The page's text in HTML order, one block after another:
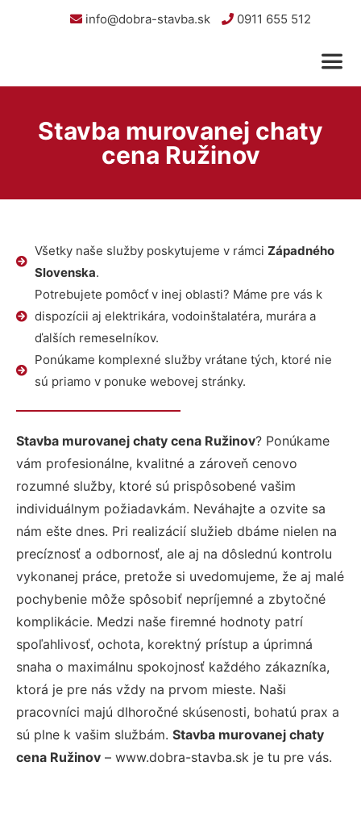
info@dobra-stavba.sk 0911 655 512
Stavba murovanej chaty
cena Ružinov
Všetky naše služby poskytujeme v rámci Západného
Slovenska.
Potrebujete pomôcť v inej oblasti? Máme pre vás k
dispozícii aj elektrikára, vodoinštalatéra, murára a
ďalších remeselníkov.
Ponúkame komplexné služby vrátane tých, ktoré nie
sú priamo v ponuke webovej stránky.
Stavba murovanej chaty cena Ružinov? Ponúkame
vám profesionálne, kvalitné a zároveň cenovo
rozumné služby, ktoré sú prispôsobené vašim
individuálnym požiadavkám. Neváhajte a ozvite sa
nám ešte dnes. Pri realizácií služieb dbáme nielen na
precíznosť a odbornosť, ale aj na dôslednú kontrolu
vykonanej práce, pretože si uvedomujeme, že aj malé
pochybenie môže spôsobiť nepríjemné a zbytočné
komplikácie. Medzi naše firemné hodnoty patrí
spoľahlivosť, ochota, korektný prístup a úprimná
snaha o maximálnu spokojnosť každého zákazníka,
ktorá je pre nás vždy na prvom mieste. Naši
pracovníci majú dlhoročné skúsenosti, bohatú prax a
sú plne k vašim službám. Stavba murovanej chaty
cena Ružinov – www.dobra-stavba.sk je tu pre vás.